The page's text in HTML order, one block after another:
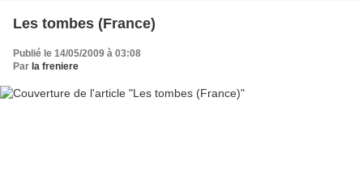
Les tombes (France)
Publié le 14/05/2009 à 03:08
Par la freniere